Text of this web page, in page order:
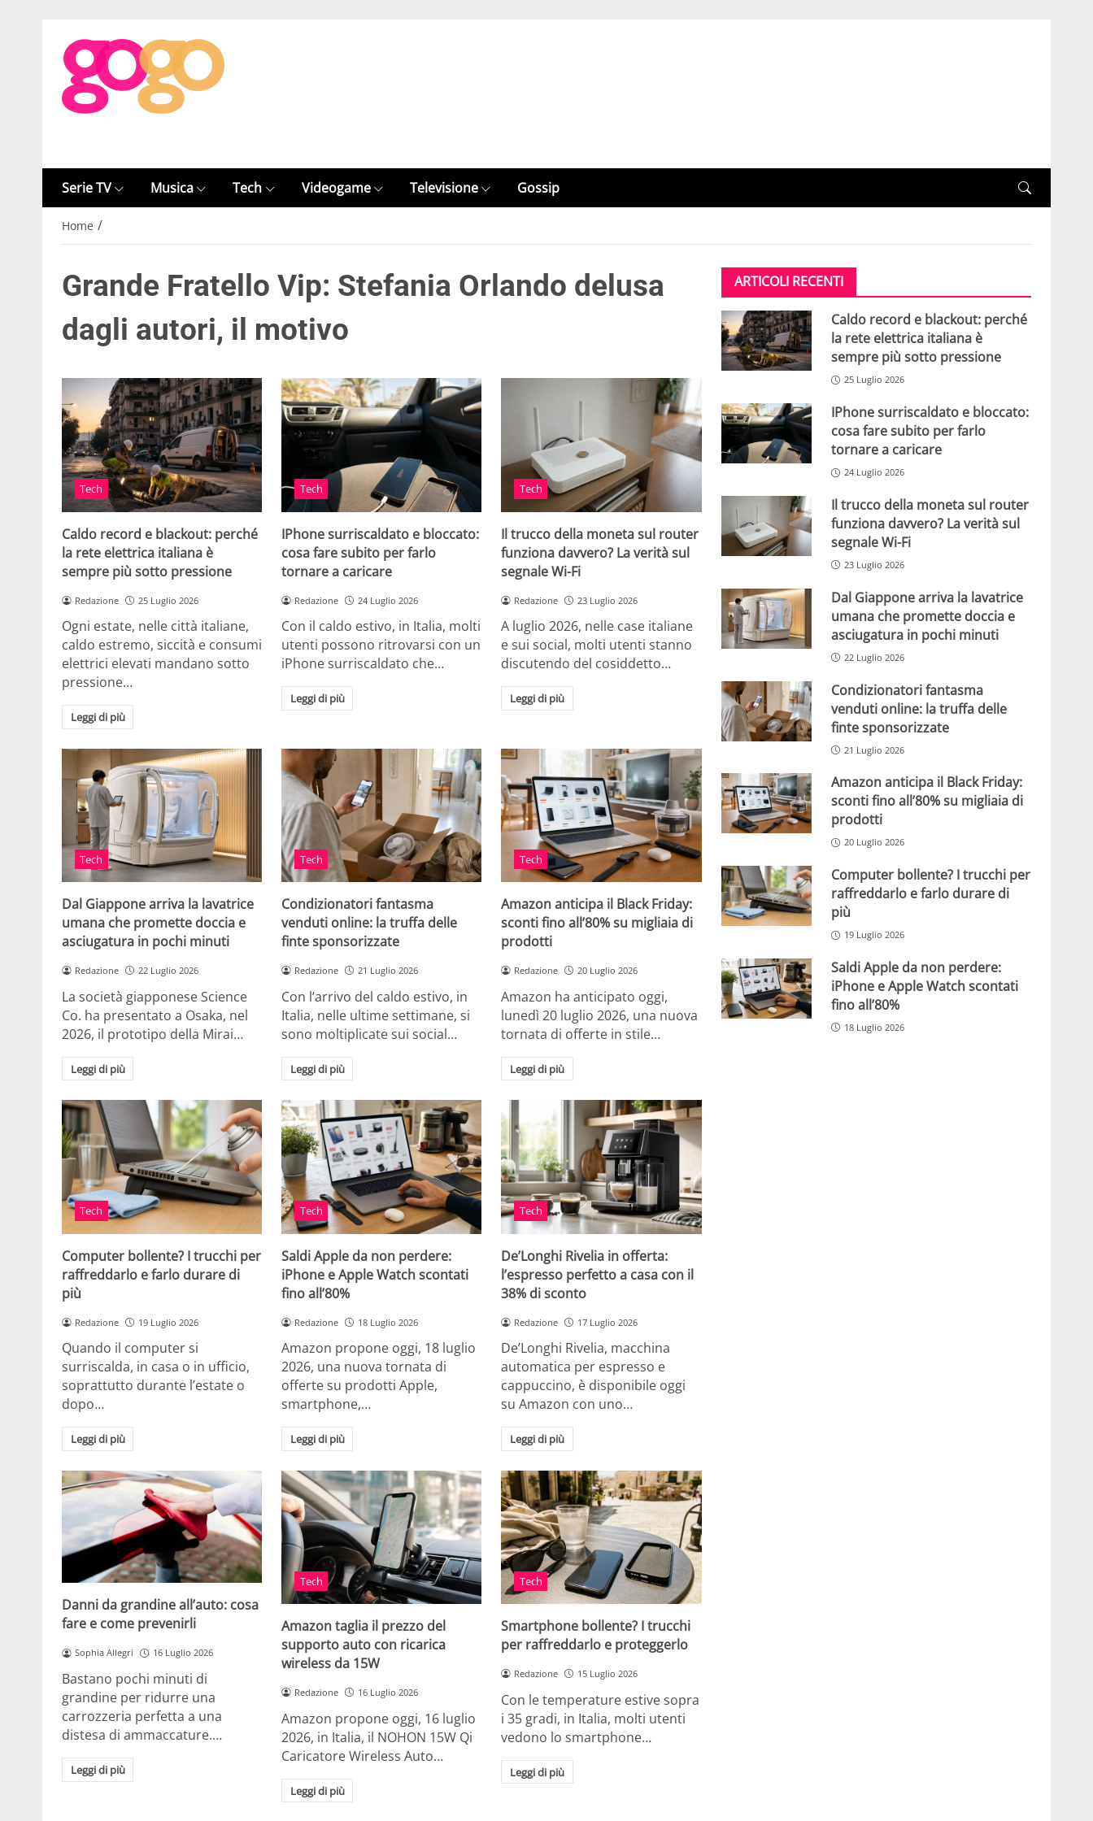
Serie TV Musica Tech Videogame Televisione Gossip
Home /
Grande Fratello Vip: Stefania Orlando delusa
dagli autori, il motivo
Tech
Caldo record e blackout: perché
la rete elettrica italiana è
sempre più sotto pressione
Redazione 25 Luglio 2026
Ogni estate, nelle città italiane,
caldo estremo, siccità e consumi
elettrici elevati mandano sotto
pressione…
Leggi di più
Tech
IPhone surriscaldato e bloccato:
cosa fare subito per farlo
tornare a caricare
Redazione 24 Luglio 2026
Con il caldo estivo, in Italia, molti
utenti possono ritrovarsi con un
iPhone surriscaldato che…
Leggi di più
Tech
Il trucco della moneta sul router
funziona davvero? La verità sul
segnale Wi-Fi
Redazione 23 Luglio 2026
A luglio 2026, nelle case italiane
e sui social, molti utenti stanno
discutendo del cosiddetto…
Leggi di più
Tech
Dal Giappone arriva la lavatrice
umana che promette doccia e
asciugatura in pochi minuti
Redazione 22 Luglio 2026
La società giapponese Science
Co. ha presentato a Osaka, nel
2026, il prototipo della Mirai…
Leggi di più
Tech
Condizionatori fantasma
venduti online: la truffa delle
finte sponsorizzate
Redazione 21 Luglio 2026
Con l’arrivo del caldo estivo, in
Italia, nelle ultime settimane, si
sono moltiplicate sui social…
Leggi di più
Tech
Amazon anticipa il Black Friday:
sconti fino all’80% su migliaia di
prodotti
Redazione 20 Luglio 2026
Amazon ha anticipato oggi,
lunedì 20 luglio 2026, una nuova
tornata di offerte in stile…
Leggi di più
Tech
Computer bollente? I trucchi per
raffreddarlo e farlo durare di
più
Redazione 19 Luglio 2026
Quando il computer si
surriscalda, in casa o in ufficio,
soprattutto durante l’estate o
dopo…
Leggi di più
Tech
Saldi Apple da non perdere:
iPhone e Apple Watch scontati
fino all’80%
Redazione 18 Luglio 2026
Amazon propone oggi, 18 luglio
2026, una nuova tornata di
offerte su prodotti Apple,
smartphone,…
Leggi di più
Tech
De’Longhi Rivelia in offerta:
l’espresso perfetto a casa con il
38% di sconto
Redazione 17 Luglio 2026
De’Longhi Rivelia, macchina
automatica per espresso e
cappuccino, è disponibile oggi
su Amazon con uno…
Leggi di più
Danni da grandine all’auto: cosa
fare e come prevenirli
Sophia Allegri 16 Luglio 2026
Bastano pochi minuti di
grandine per ridurre una
carrozzeria perfetta a una
distesa di ammaccature.…
Leggi di più
Tech
Amazon taglia il prezzo del
supporto auto con ricarica
wireless da 15W
Redazione 16 Luglio 2026
Amazon propone oggi, 16 luglio
2026, in Italia, il NOHON 15W Qi
Caricatore Wireless Auto…
Leggi di più
Tech
Smartphone bollente? I trucchi
per raffreddarlo e proteggerlo
Redazione 15 Luglio 2026
Con le temperature estive sopra
i 35 gradi, in Italia, molti utenti
vedono lo smartphone…
Leggi di più
ARTICOLI RECENTI
Caldo record e blackout: perché
la rete elettrica italiana è
sempre più sotto pressione
25 Luglio 2026
IPhone surriscaldato e bloccato:
cosa fare subito per farlo
tornare a caricare
24 Luglio 2026
Il trucco della moneta sul router
funziona davvero? La verità sul
segnale Wi-Fi
23 Luglio 2026
Dal Giappone arriva la lavatrice
umana che promette doccia e
asciugatura in pochi minuti
22 Luglio 2026
Condizionatori fantasma
venduti online: la truffa delle
finte sponsorizzate
21 Luglio 2026
Amazon anticipa il Black Friday:
sconti fino all’80% su migliaia di
prodotti
20 Luglio 2026
Computer bollente? I trucchi per
raffreddarlo e farlo durare di
più
19 Luglio 2026
Saldi Apple da non perdere:
iPhone e Apple Watch scontati
fino all’80%
18 Luglio 2026